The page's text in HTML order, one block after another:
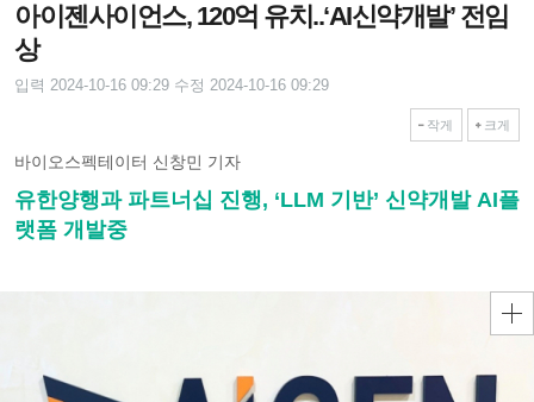
아이젠사이언스, 120억 유치..‘AI신약개발’ 전임
상
입력 2024-10-16 09:29 수정 2024-10-16 09:29
작게 크게
바이오스펙테이터 신창민 기자
유한양행과 파트너십 진행, ‘LLM 기반’ 신약개발 AI플
랫폼 개발중